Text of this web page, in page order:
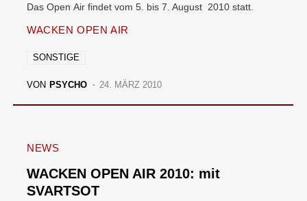
Das Open Air findet vom 5. bis 7. August 2010 statt.
WACKEN OPEN AIR
SONSTIGE
VON PSYCHO 24. MÄRZ 2010
NEWS
WACKEN OPEN AIR 2010: mit
SVARTSOT